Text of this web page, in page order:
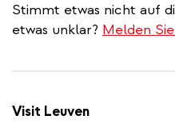
Stimmt etwas nicht auf
etwas unklar? Melden
Visit Leuven